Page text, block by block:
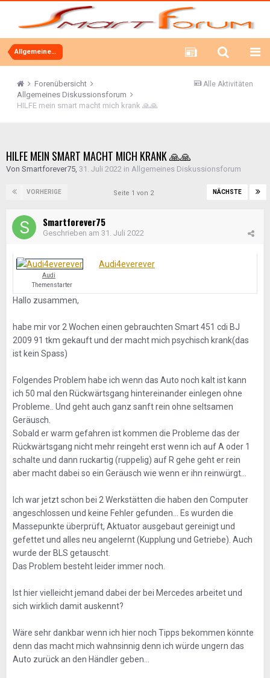
Allgemeines Diskussionsforum
Alle Aktivitäten
Forenübersicht
Allgemeines Diskussionsforum
HILFE mein smart macht mich krank 🙏🙏
HILFE MEIN SMART MACHT MICH KRANK 🙏🙏
Von Smartforever75, 31. Juli 2022 in Allgemeines Diskussionsforum
VORHERIGE NÄCHSTE
Seite 1 von 2
Smartforever75
Geschrieben am 31. Juli 2022
Audi4everever
Audi
Themenstarter
Hallo zusammen,
habe mir vor 2 Wochen einen gebrauchten Smart 451 cdi BJ
2009 91 tkm gekauft und der macht mich psychisch krank(das
ist kein Spass)
Folgendes Problem habe ich wenn das Auto noch kalt ist kann
ich 50 mal den Rückwärtsgang hintereinander einlegen ohne
Probleme.. Und geht auch ganz sanft rein ohne seltsamen
Geräusch.
Sobald er warm gefahren ist kommen die Probleme das der
Rückwärtsgang nicht mehr reingeht erst wenn ich auf A oder 1
schalte und dann ruckartig (ruppelig) auf R gehe geht er rein
aber macht dabei so ein Geräusch wie wenn er ihn reinwürgt...
Ich war jetzt schon bei 2 Werkstätten die haben den Computer
angeschlossen und keine Fehler gefunden... Es wurden die
Massepunkte überprüft, Aktuator ausgebaut gereinigt und
gefettet und alles neu angelernt (Kupplung und Getriebe). Auch
wurde der BLS getauscht.
Das Problem besteht leider immer noch.
Ist hier vielleicht jemand dabei der bei Mercedes arbeitet und
sich wirklich damit auskennt?
Wäre sehr dankbar wenn ich hier noch Tipps bekommen könnte
denn das macht mich wahnsinnig denn ich würde ungern das
Auto zurück an den Händler geben...